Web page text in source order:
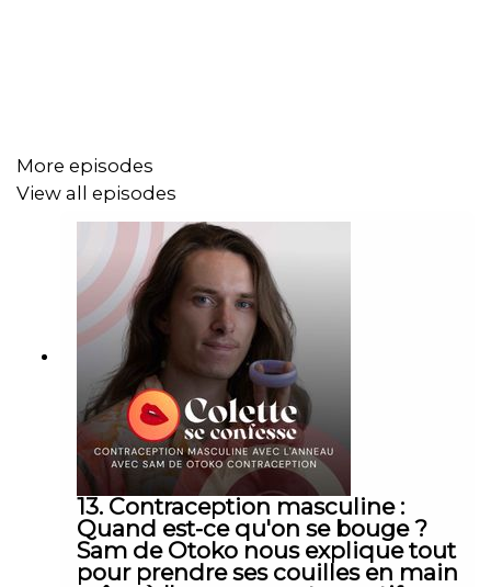
Découvrez nos événements et retraites :
https://www.coletteseconfesse.fr
More episodes
View all episodes
13. Contraception masculine :
Quand est-ce qu'on se bouge ?
Sam de Otoko nous explique tout
pour prendre ses couilles en main